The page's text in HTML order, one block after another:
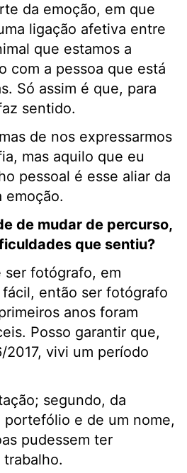
da emoção, em que
ligação afetiva entre
que estamos a
com a pessoa que está
Só assim é que, para
sentido.
de nos expressarmos
mas aquilo que eu
pessoal é esse aliar da
emoção.
de mudar de percurso,
que sentiu?
ser fotógrafo, em
então ser fotógrafo
anos foram
Posso garantir que,
2017, vivi um período
segundo, da
e de um nome,
pudessem ter